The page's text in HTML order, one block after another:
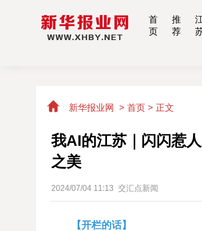
首
页
推
荐
新华报业网 > 首页 > 正文
我AI的江苏｜闪闪惹
之美
2024/07/04 11:13 交汇点新闻
【开栏的话】